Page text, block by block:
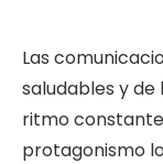
Las
saludables y
ritmo
protagonismo